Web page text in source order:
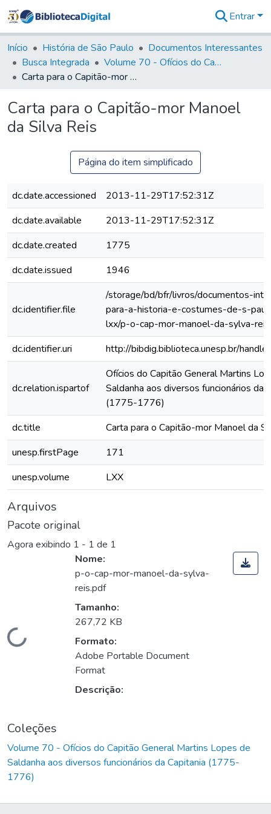
&
Coleções
Tudo na
Biblioteca
Estatísticas
Entrar
Início História de São Paulo
Documentos Interessantes
Busca Integrada
Volume 70 - Ofícios do Capitão General Martins Lopes de Saldanha aos diversos funcionários da Capitania (1775-1776)
Carta para o Capitão-mor Manoel da Silva Reis
Carta para o Capitão-mor Manoel
da Silva Reis
Página do item simplificado
dc.date.accessioned
2013-11-29T17:52:31Z
dc.date.available
2013-11-29T17:52:31Z
dc.date.created
1775
dc.date.issued
1946
dc.identifier.file
/storage/bd/bfr/livros/documentos-
para-a-historia-e-costumes-de-s-
lxx/p-o-cap-mor-manoel-da-sylva-
dc.identifier.uri
http://bibdig.biblioteca.unesp.br/
dc.relation.ispartof
Ofícios do Capitão General Martins
Saldanha aos diversos funcionários da
(1775-1776)
dc.title
Carta para o Capitão-mor Manoel da
unesp.firstPage
171
unesp.volume
LXX
Arquivos
Pacote original
Agora exibindo 1 - 1 de 1
Carregando...
Nome:
p-o-cap-mor-manoel-da-sylva-
reis.pdf
Tamanho:
267,72 KB
Formato:
Adobe Portable Document
Format
Descrição:
Coleções
Volume 70 - Ofícios do Capitão General Martins Lopes de
Saldanha aos diversos funcionários da Capitania (1775-
1776)